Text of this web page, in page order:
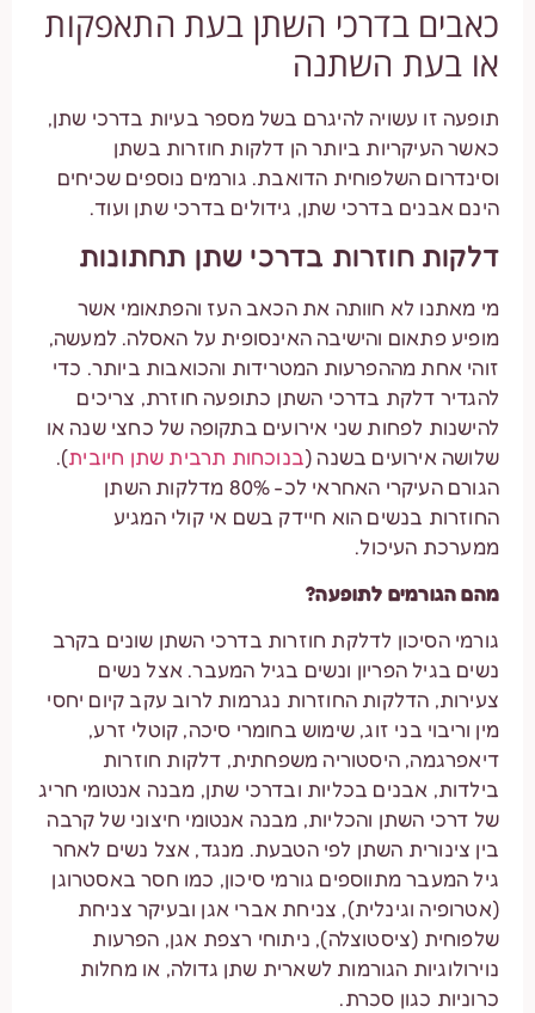
כאבים בדרכי השתן בעת התאפקות
או בעת השתנה
תופעה זו עשויה להיגרם בשל מספר בעיות בדרכי שתן,
כאשר העיקריות ביותר הן דלקות חוזרות בשתן
וסינדרום השלפוחית הדואבת. גורמים נוספים שכיחים
הינם אבנים בדרכי שתן, גידולים בדרכי שתן ועוד.
דלקות חוזרות בדרכי שתן תחתונות
מי מאתנו לא חוותה את הכאב העז והפתאומי אשר
מופיע פתאום והישיבה האינסופית על האסלה. למעשה,
זוהי אחת מההפרעות המטרידות והכואבות ביותר. כדי
להגדיר דלקת בדרכי השתן כתופעה חוזרת, צריכים
להישנות לפחות שני אירועים בתקופה של כחצי שנה או
שלושה אירועים בשנה (בנוכחות תרבית שתן חיובית).
הגורם העיקרי האחראי לכ- 80% מדלקות השתן
החוזרות בנשים הוא חיידק בשם אי קולי המגיע
ממערכת העיכול.
מהם הגורמים לתופעה?
גורמי הסיכון לדלקת חוזרות בדרכי השתן שונים בקרב
נשים בגיל הפריון ונשים בגיל המעבר. אצל נשים
צעירות, הדלקות החוזרות נגרמות לרוב עקב קיום יחסי
מין וריבוי בני זוג, שימוש בחומרי סיכה, קוטלי זרע,
דיאפרגמה, היסטוריה משפחתית, דלקות חוזרות
בילדות, אבנים בכליות ובדרכי שתן, מבנה אנטומי חריג
של דרכי השתן והכליות, מבנה אנטומי חיצוני של קרבה
בין צינורית השתן לפי הטבעת. מנגד, אצל נשים לאחר
גיל המעבר מתווספים גורמי סיכון, כמו חסר באסטרוגן
(אטרופיה וגינלית), צניחת אברי אגן ובעיקר צניחת
שלפוחית (ציסטוצלה), ניתוחי רצפת אגן, הפרעות
נוירולוגיות הגורמות לשארית שתן גדולה, או מחלות
כרוניות כגון סכרת.